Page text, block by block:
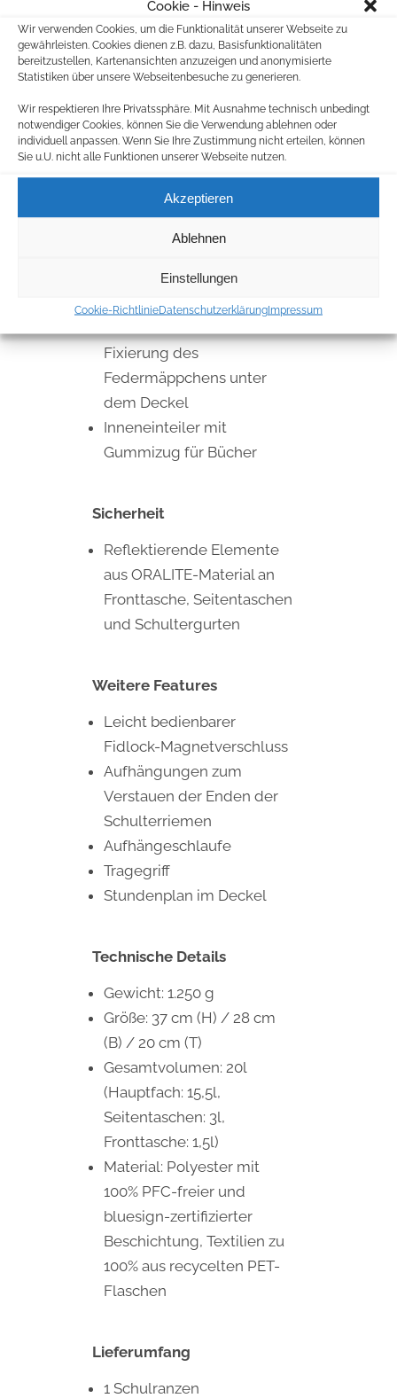
Cookie - Hinweis
Wir verwenden Cookies, um die Funktionalität unserer Webseite zu
gewährleisten. Cookies dienen z.B. dazu, Basisfunktionalitäten
bereitzustellen, Kartenansichten anzuzeigen und anonymisierte
Statistiken über unsere Webseitenbesuche zu generieren.
Wir respektieren Ihre Privatssphäre. Mit Ausnahme technisch unbedingt
notwendiger Cookies, können Sie die Verwendung ablehnen oder
individuell anpassen. Wenn Sie Ihre Zustimmung nicht erteilen, können
Sie u.U. nicht alle Funktionen unserer Webseite nutzen.
Akzeptieren
Ablehnen
Einstellungen
Cookie-RichtlinieDatenschutzerklärungImpressum
Lageverstellriemen
Höhenverstellbarer
Brustgurt
Abnehmbarer Hüftgurt
Vorgeformtes, weiches
Rückenpolster
Verstaumöglichkeiten
Hauptfach, Vordertasche,
Reißverschluss und
Auslaufösen
Fixierung des
Federmäppchens unter
dem Deckel
Inneneinteiler mit
Gummizug für Bücher
Sicherheit
Reflektierende Elemente
aus ORALITE-Material an
Fronttasche, Seitentaschen
und Schultergurten
Weitere Features
Leicht bedienbarer
Fidlock-Magnetverschluss
Aufhängungen zum
Verstauen der Enden der
Schulterriemen
Aufhängeschlaufe
Tragegriff
Stundenplan im Deckel
Technische Details
Gewicht: 1.250 g
Größe: 37 cm (H) / 28 cm
(B) / 20 cm (T)
Gesamtvolumen: 20l
(Hauptfach: 15,5l,
Seitentaschen: 3l,
Fronttasche: 1,5l)
Material: Polyester mit
100% PFC-freier und
bluesign-zertifizierter
Beschichtung, Textilien zu
100% aus recycelten PET-
Flaschen
Lieferumfang
1 Schulranzen